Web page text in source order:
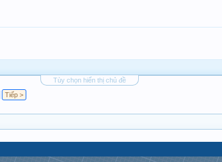
Tùy chọn hiển thị chủ đề
Tiếp >